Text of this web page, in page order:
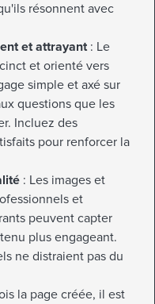
résonnent avec
et attrayant: Le
et orienté vers
simple et axé sur
questions que les
Incluez des
pour renforcer la
: Les images et
et
peuvent capter
plus engageant.
ne distraient pas du
la page créée, il est